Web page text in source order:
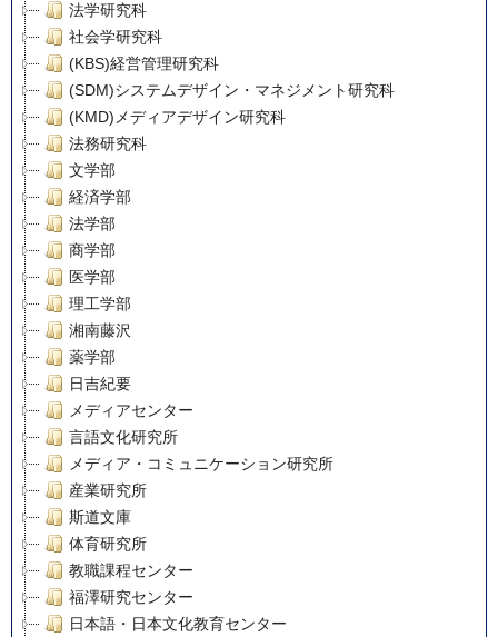
法学研究科
社会学研究科
(KBS)経営管理研究科
(SDM)システムデザイン・マネジメント研究科
(KMD)メディアデザイン研究科
法務研究科
文学部
経済学部
法学部
商学部
医学部
理工学部
湘南藤沢
薬学部
日吉紀要
メディアセンター
言語文化研究所
メディア・コミュニケーション研究所
産業研究所
斯道文庫
体育研究所
教職課程センター
福澤研究センター
日本語・日本文化教育センター